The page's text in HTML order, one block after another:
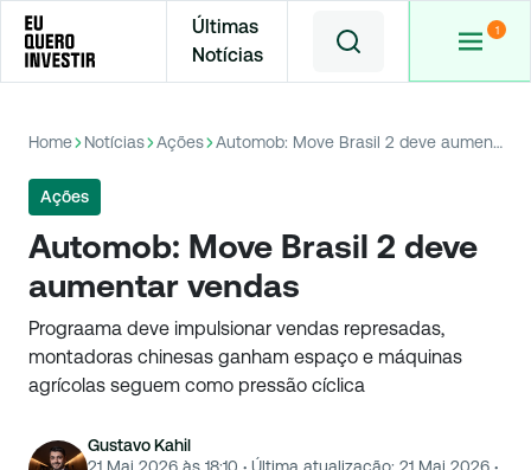
Últimas
Notícias
Home Notícias Ações Automob: Move Brasil 2 deve aumentar vendas
Ações
Automob: Move Brasil 2 deve
aumentar vendas
Prograama deve impulsionar vendas represadas,
montadoras chinesas ganham espaço e máquinas
agrícolas seguem como pressão cíclica
Gustavo Kahil